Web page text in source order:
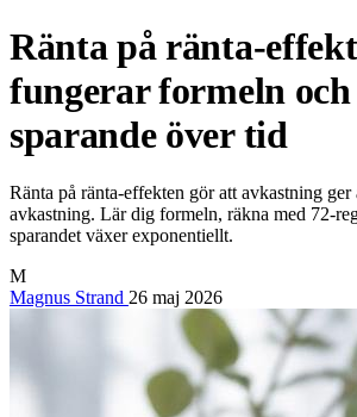
Ränta på ränta-
fungerar formeln
sparande över tid
Ränta på ränta-effekten gör att avkastning ger
avkastning. Lär dig formeln, räkna med 72-
sparandet växer exponentiellt.
M
Magnus Strand 26 maj 2026